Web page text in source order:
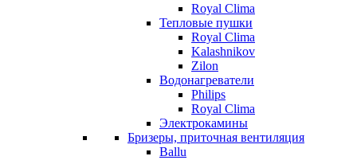
Royal Clima
Тепловые пушки
Royal Clima
Kalashnikov
Zilon
Водонагреватели
Philips
Royal Clima
Электрокамины
Бризеры, приточная вентиляция
Ballu